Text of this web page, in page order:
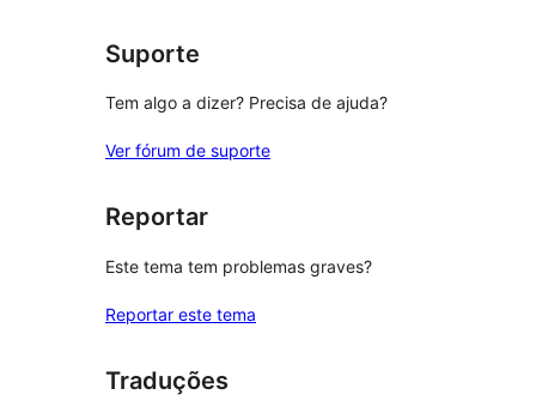
Suporte
Tem algo a dizer? Precisa de ajuda?
Ver fórum de suporte
Reportar
Este tema tem problemas graves?
Reportar este tema
Traduções